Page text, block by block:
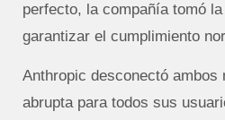
perfecto, la compañía tomó
garantizar el cumplimiento
Anthropic desconectó ambos
abrupta para todos sus